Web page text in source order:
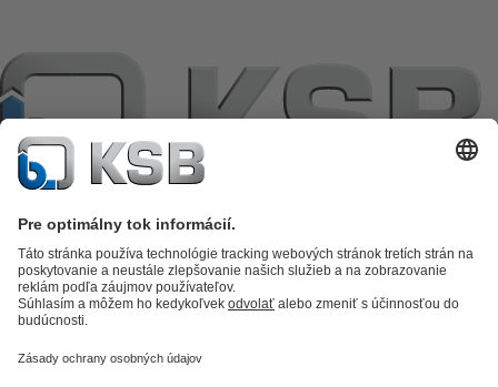
Katalóg produktovKSB SupremeServ: Premium service for pumps
and valvesKSB SupremeServ: Spare partsNákupný košíkSoftware a
Technológia spracovania odpadových vôd